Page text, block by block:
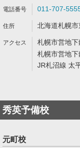
011-707-
北海道札幌
札幌市営地
札幌市営地
JR札沼線 太
秀英予備校
元町校